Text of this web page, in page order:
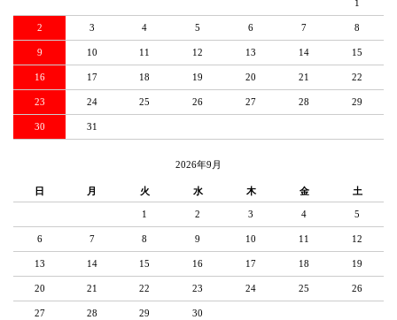
1
2 3 4 5 6 7 8
9 10 11 12 13 14 15
16 17 18 19 20 21 22
23 24 25 26 27 28 29
30 31
2026年9月
日 月 火 水 木 金 土
1 2 3 4 5
6 7 8 9 10 11 12
13 14 15 16 17 18 19
20 21 22 23 24 25 26
27 28 29 30